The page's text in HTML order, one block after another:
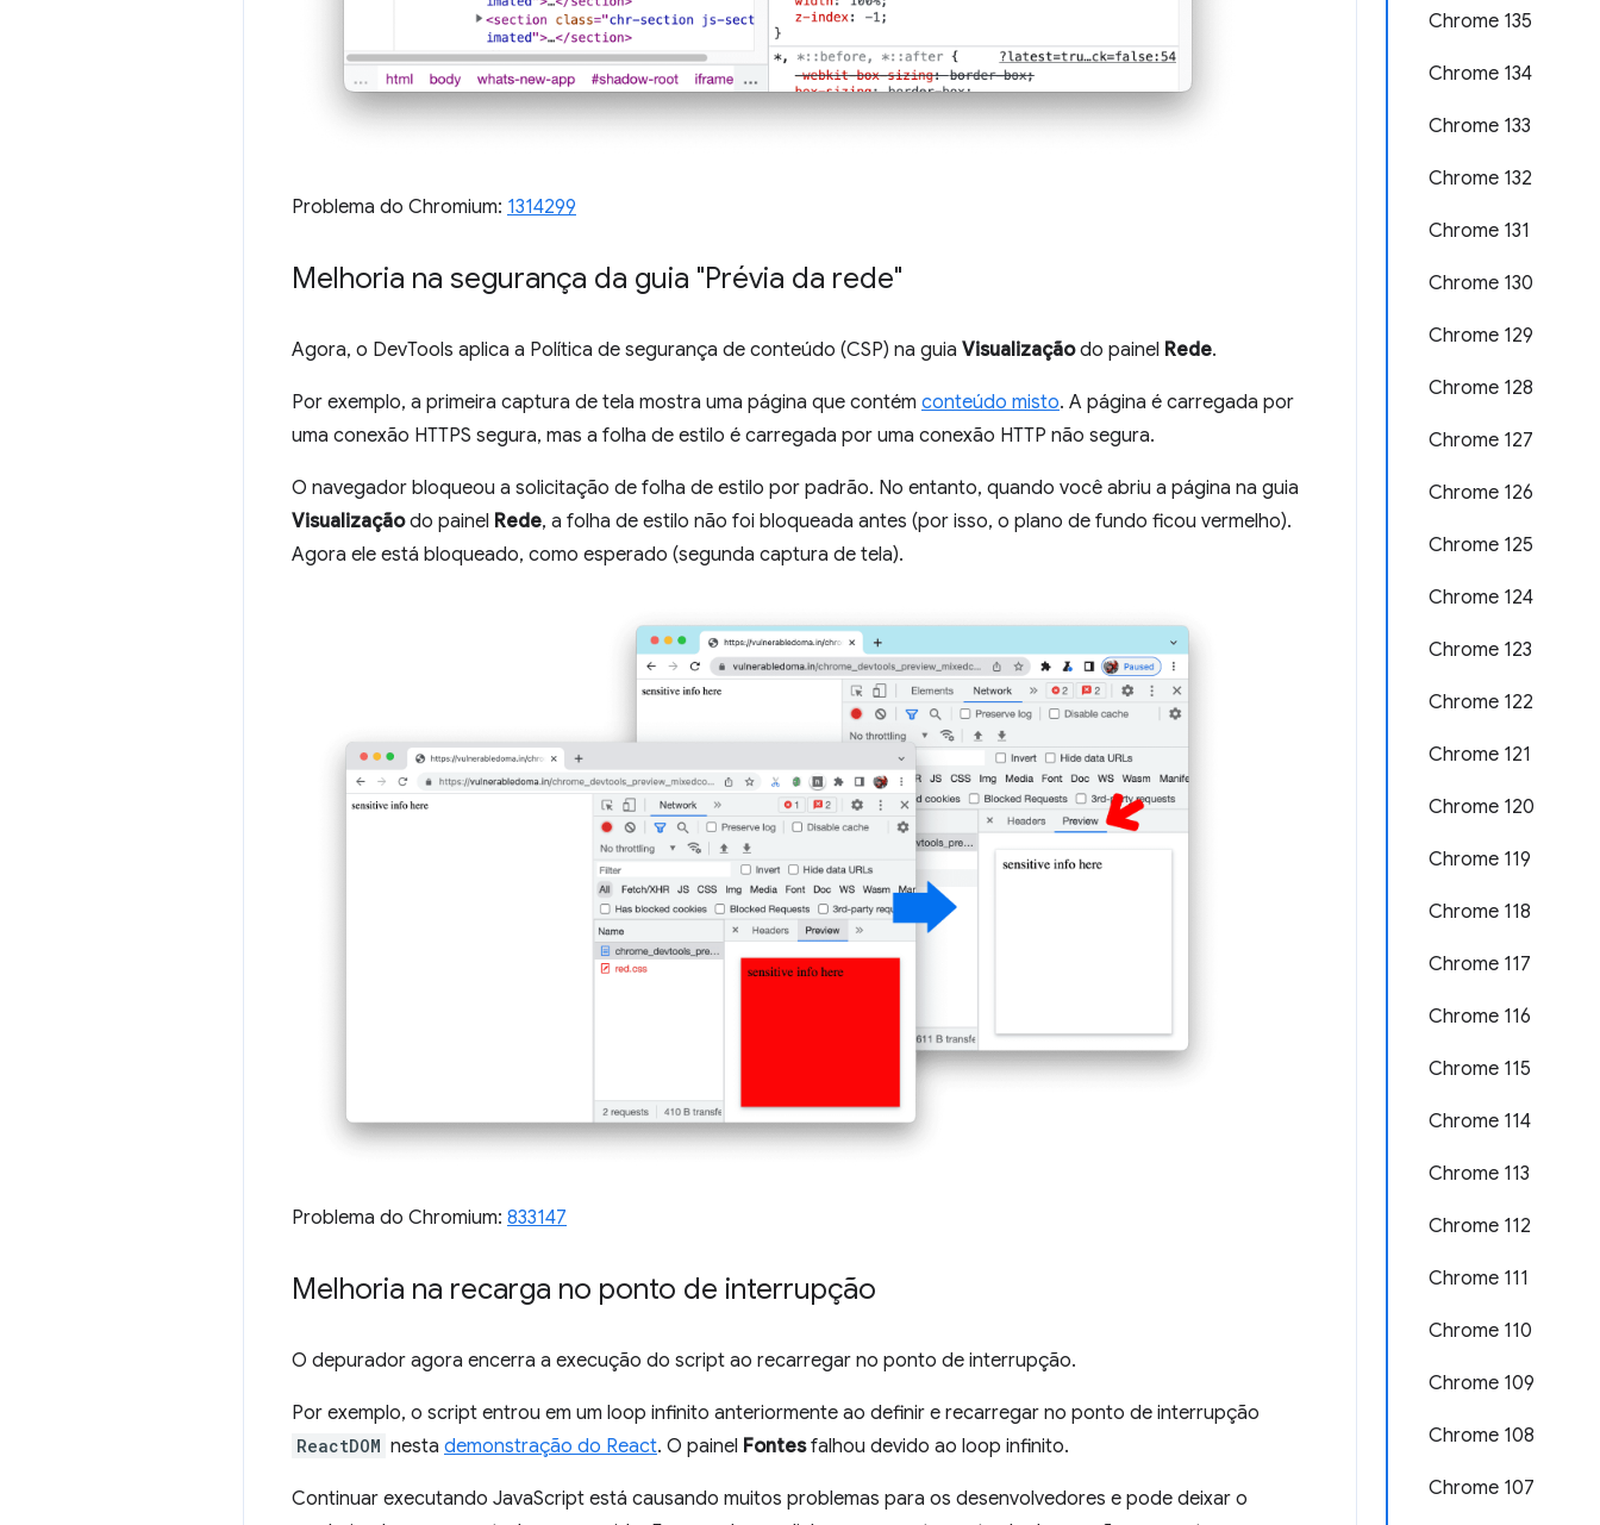
Chrome 135
Chrome 134
Chrome 133
Chrome 132
Chrome 131
Chrome 130
Chrome 129
Chrome 128
Chrome 127
Chrome 126
Chrome 125
Chrome 124
Chrome 123
Chrome 122
Chrome 121
Chrome 120
Chrome 119
Chrome 118
Chrome 117
Chrome 116
Chrome 115
Chrome 114
Chrome 113
Chrome 112
Chrome 111
Chrome 110
Chrome 109
Chrome 108
Chrome 107
Problema do Chromium: 1314299
Melhoria na segurança da guia "Prévia da rede"
Agora, o DevTools aplica a Política de segurança de conteúdo (CSP) na guia Visualizaçãodo painel Rede.
Por exemplo, a primeira captura de tela mostra uma página que contém conteúdo misto. A página é carregada por
uma conexão HTTPS segura, mas a folha de estilo é carregada por uma conexão HTTP não segura.
O navegador bloqueou a solicitação de folha de estilo por padrão. No entanto, quando você abriu a página na guia
Visualizaçãodo painel Rede, a folha de estilo não foi bloqueada antes (por isso, o plano de fundo ficou vermelho).
Agora ele está bloqueado, como esperado (segunda captura de tela).
Problema do Chromium: 833147
Melhoria na recarga no ponto de interrupção
O depurador agora encerra a execução do script ao recarregar no ponto de interrupção.
Por exemplo, o script entrou em um loop infinito anteriormente ao definir e recarregar no ponto de interrupção
ReactDOM nesta demonstração do React. O painel Fontesfalhou devido ao loop infinito.
Continuar executando JavaScript está causando muitos problemas para os desenvolvedores e pode deixar o